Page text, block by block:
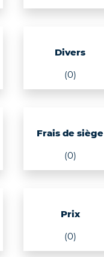
Divers
(0)
Frais de siège
(0)
Prix
(0)